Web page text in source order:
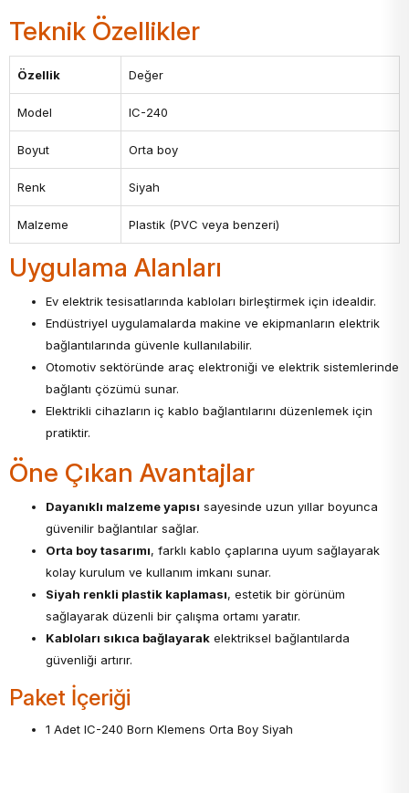
Teknik Özellikler
Özellik Değer
Model IC-240
Boyut Orta boy
Renk Siyah
Malzeme Plastik (PVC veya benzeri)
Uygulama Alanları
Ev elektrik tesisatlarında kabloları birleştirmek için idealdir.
Endüstriyel uygulamalarda makine ve ekipmanların elektrik
bağlantılarında güvenle kullanılabilir.
Otomotiv sektöründe araç elektroniği ve elektrik sistemlerinde
bağlantı çözümü sunar.
Elektrikli cihazların iç kablo bağlantılarını düzenlemek için
pratiktir.
Öne Çıkan Avantajlar
Dayanıklı malzeme yapısı sayesinde uzun yıllar boyunca
güvenilir bağlantılar sağlar.
Orta boy tasarımı, farklı kablo çaplarına uyum sağlayarak
kolay kurulum ve kullanım imkanı sunar.
Siyah renkli plastik kaplaması, estetik bir görünüm
sağlayarak düzenli bir çalışma ortamı yaratır.
Kabloları sıkıca bağlayarak elektriksel bağlantılarda
güvenliği artırır.
Paket İçeriği
1 Adet IC-240 Born Klemens Orta Boy Siyah